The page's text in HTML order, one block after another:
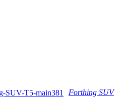
Forthing SUV